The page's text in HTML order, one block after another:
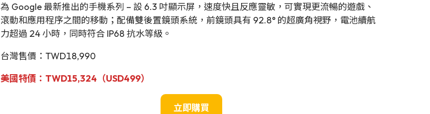
為 Google 最新推出的手機系列 – 設 6.3 吋顯示屏，速度快且反應靈敏，可實現更流暢的遊戲、
滾動和應用程序之間的移動；配備雙後置鏡頭系統，前鏡頭具有 92.8° 的超廣角視野，電池續航
力超過 24 小時，同時符合 IP68 抗水等級。
台灣售價：TWD18,990
美國特價：TWD15,324（USD499）
立即購買